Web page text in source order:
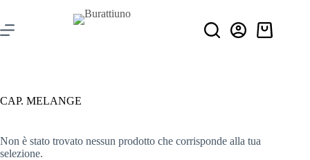
CAP. MELANGE
Non è stato trovato nessun prodotto che corrisponde alla tua
selezione.